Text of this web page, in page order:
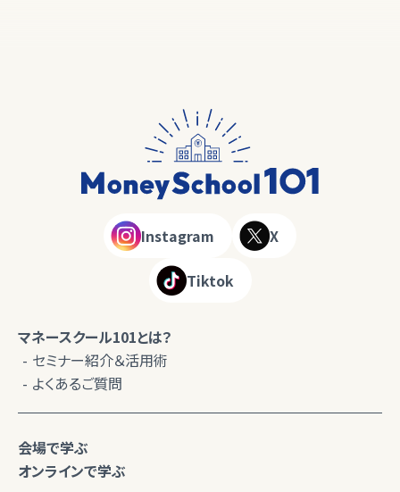
Instagram X
Tiktok
マネースクール101とは？
セミナー紹介＆活用術
よくあるご質問
会場で学ぶ
オンラインで学ぶ